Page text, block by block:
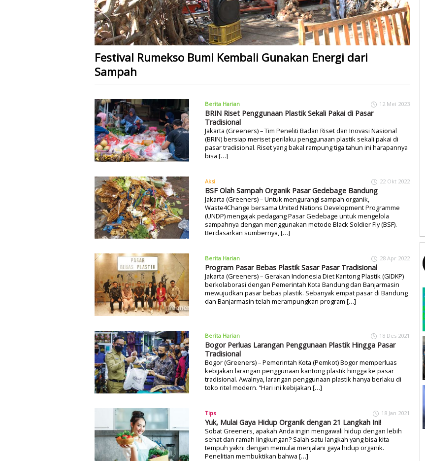
Festival Rumekso Bumi Kembali Gunakan Energi dari
Sampah
Berita Harian 12 Mei 2023
BRIN Riset Penggunaan Plastik Sekali Pakai di Pasar
Tradisional
Jakarta (Greeners) – Tim Peneliti Badan Riset dan Inovasi Nasional
(BRIN) bersiap meriset perilaku penggunaan plastik sekali pakai di
pasar tradisional. Riset yang bakal rampung tiga tahun ini harapannya
bisa […]
Aksi 22 Okt 2022
BSF Olah Sampah Organik Pasar Gedebage Bandung
Jakarta (Greeners) – Untuk mengurangi sampah organik,
Waste4Change bersama United Nations Development Programme
(UNDP) mengajak pedagang Pasar Gedebage untuk mengelola
sampahnya dengan menggunakan metode Black Soldier Fly (BSF).
Berdasarkan sumbernya, […]
Berita Harian 28 Apr 2022
Program Pasar Bebas Plastik Sasar Pasar Tradisional
Jakarta (Greeners) – Gerakan Indonesia Diet Kantong Plastik (GIDKP)
berkolaborasi dengan Pemerintah Kota Bandung dan Banjarmasin
mewujudkan pasar bebas plastik. Sebanyak empat pasar di Bandung
dan Banjarmasin telah merampungkan program […]
Berita Harian 18 Des 2021
Bogor Perluas Larangan Penggunaan Plastik Hingga Pasar
Tradisional
Bogor (Greeners) – Pemerintah Kota (Pemkot) Bogor memperluas
kebijakan larangan penggunaan kantong plastik hingga ke pasar
tradisional. Awalnya, larangan penggunaan plastik hanya berlaku di
toko ritel modern. “Hari ini kebijakan […]
Tips 18 Jan 2021
Yuk, Mulai Gaya Hidup Organik dengan 21 Langkah Ini!
Sobat Greeners, apakah Anda ingin mengawali hidup dengan lebih
sehat dan ramah lingkungan? Salah satu langkah yang bisa kita
tempuh yakni dengan memulai menjalani gaya hidup organik.
Penelitian membuktikan bahwa […]